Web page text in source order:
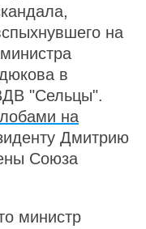
на
в
"Сельцы".
на
Дмитрию
Союза
министр